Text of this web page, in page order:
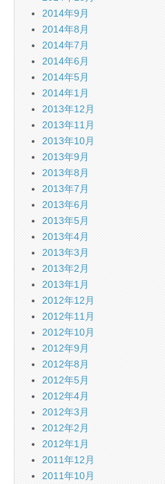
2014年9月
2014年8月
2014年7月
2014年6月
2014年5月
2014年1月
2013年12月
2013年11月
2013年10月
2013年9月
2013年8月
2013年7月
2013年6月
2013年5月
2013年4月
2013年3月
2013年2月
2013年1月
2012年12月
2012年11月
2012年10月
2012年9月
2012年8月
2012年5月
2012年4月
2012年3月
2012年2月
2012年1月
2011年12月
2011年10月